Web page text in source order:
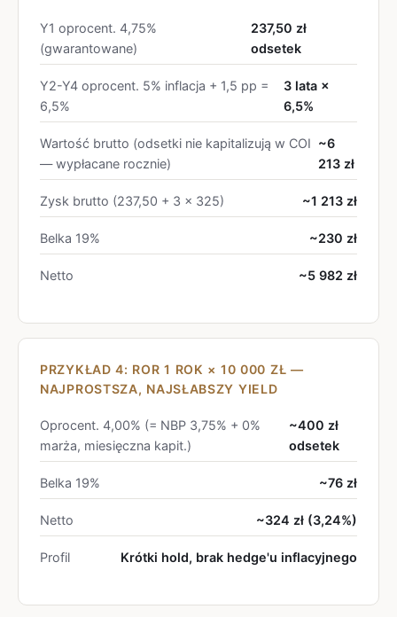
Y1 oprocent. 4,75%
(gwarantowane)
237,50 zł
odsetek
Y2-Y4 oprocent. 5% inflacja + 1,5 pp =
6,5%
3 lata ×
6,5%
Wartość brutto (odsetki nie kapitalizują w COI
— wypłacane rocznie)
~6
213 zł
Zysk brutto (237,50 + 3 × 325) ~1 213 zł
Belka 19% ~230 zł
Netto ~5 982 zł
PRZYKŁAD 4: ROR 1 ROK × 10 000 ZŁ —
NAJPROSTSZA, NAJSŁABSZY YIELD
Oprocent. 4,00% (= NBP 3,75% + 0%
marża, miesięczna kapit.)
~400 zł
odsetek
Belka 19% ~76 zł
Netto ~324 zł (3,24%)
Profil Krótki hold, brak hedge'u inflacyjnego